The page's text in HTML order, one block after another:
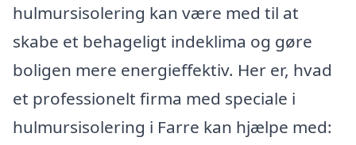
hulmursisolering kan være med til at
skabe et behageligt indeklima og gøre
boligen mere energieffektiv. Her er, hvad
et professionelt firma med speciale i
hulmursisolering i Farre kan hjælpe med: